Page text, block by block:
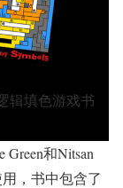
辑填色游戏书
Green和Nitsan
，书中包含了